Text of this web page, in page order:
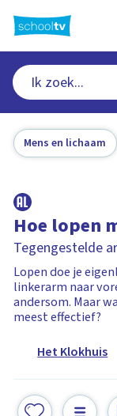
naar
hoofdinhoud
Mens en lichaam
Hoe lopen
Tegengestelde
Lopen doe je
linkerarm naar
andersom. Maar
meest effectief?
Het Klokhuis